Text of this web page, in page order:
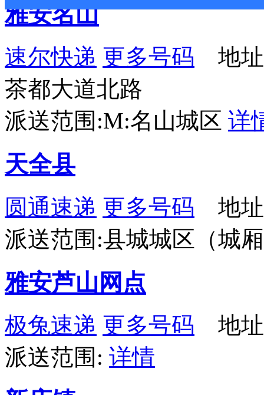
雅安名山
速尔快递 更多号码 地址
茶都大道北路
派送范围:M:名山城区 详
天全县
圆通速递 更多号码 地址
派送范围:县城城区（城
雅安芦山网点
极兔速递 更多号码 地址
派送范围: 详情